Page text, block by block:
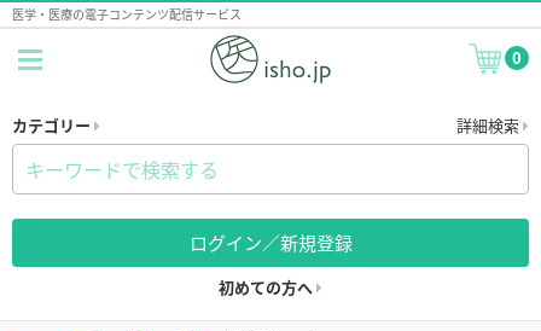
医学・医療の電子コンテンツ配信サービス
0
カテゴリー 詳細検索
ログイン／新規登録
初めての方へ